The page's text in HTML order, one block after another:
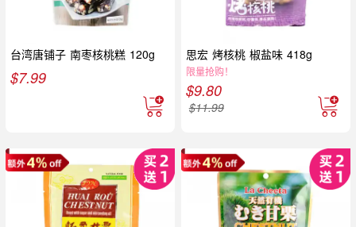
台湾唐铺子 南枣核桃糕 120g
$7.99
思宏 烤核桃 椒盐味 418g
限量抢购！
$9.80
$11.99